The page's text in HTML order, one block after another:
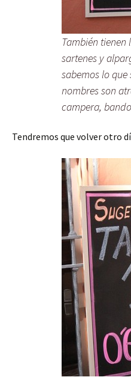
También tienen
sartenes y
sabemos lo que
nombres son
campera,
Tendremos que volver otro